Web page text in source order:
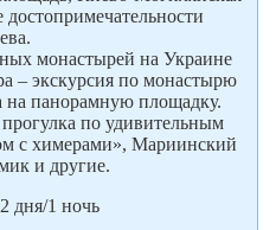
монастырей на Украине
– экскурсия по монастырю
на панорамную площадку.
по удивительным
с химерами», Мариинский
и другие.
2 дня/1 ночь